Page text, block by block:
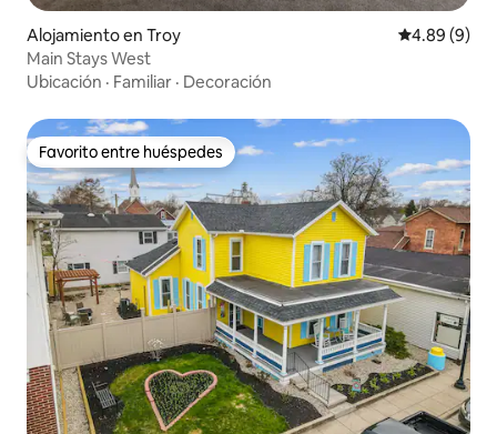
Alojamiento en Troy Calificación
4.89 (9)
Main Stays West
Ubicación · Familiar · Decoración
Favorito entre huéspedes
Favorito entre huéspedes